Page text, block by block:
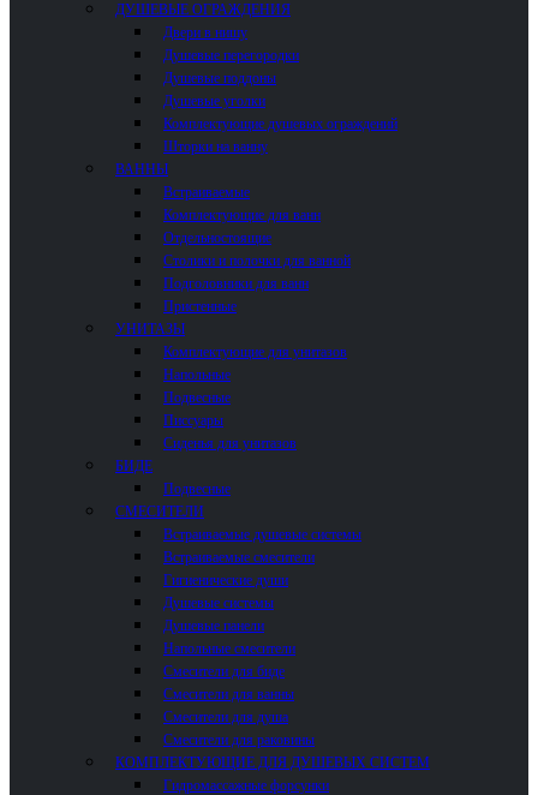
ДУШЕВЫЕ ОГРАЖДЕНИЯ
Двери в нишу
Душевые перегородки
Душевые поддоны
Душевые уголки
Комплектующие душевых ограждений
Шторки на ванну
ВАННЫ
Встраиваемые
Комплектующие для ванн
Отдельностоящие
Столики и полочки для ванной
Подголовники для ванн
Пристенные
УНИТАЗЫ
Комплектующие для унитазов
Напольные
Подвесные
Писсуары
Сиденья для унитазов
БИДЕ
Подвесные
СМЕСИТЕЛИ
Встраиваемые душевые системы
Встраиваемые смесители
Гигиенические души
Душевые системы
Душевые панели
Напольные смесители
Смесители для биде
Смесители для ванны
Смесители для душа
Смесители для раковины
КОМПЛЕКТУЮЩИЕ ДЛЯ ДУШЕВЫХ СИСТЕМ
Гидромассажные форсунки